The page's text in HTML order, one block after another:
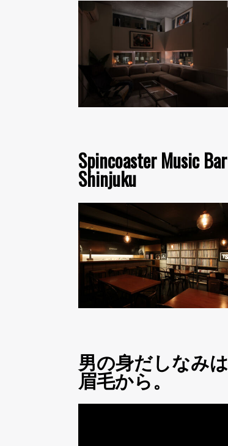
Spincoaster Music Bar
Shinjuku
男の身だしなみは
眉毛から。